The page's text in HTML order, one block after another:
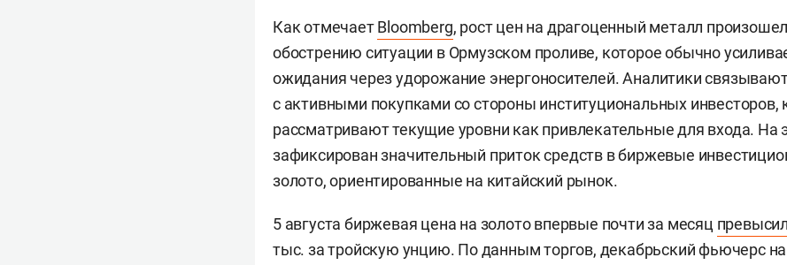
Как отмечаетBloomberg, рост цен на драгоценный металл
обострению ситуации в Ормузском проливе, которое обычно
ожидания через удорожание энергоносителей. Аналитики
с активными покупками со стороны институциональных инвесторов,
рассматривают текущие уровни как привлекательные для входа. На
зафиксирован значительный приток средств в биржевые
золото, ориентированные на китайский рынок.
5 августа биржевая цена на золото впервые почти за месяц
тыс. за тройскую унцию. По данным торгов, декабрьский фьючерс